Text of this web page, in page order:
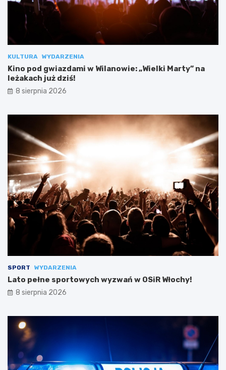
KULTURA WYDARZENIA
Kino pod gwiazdami w Wilanowie: „Wielki Marty” na
leżakach już dziś!
8 sierpnia 2026
SPORT WYDARZENIA
Lato pełne sportowych wyzwań w OSiR Włochy!
8 sierpnia 2026